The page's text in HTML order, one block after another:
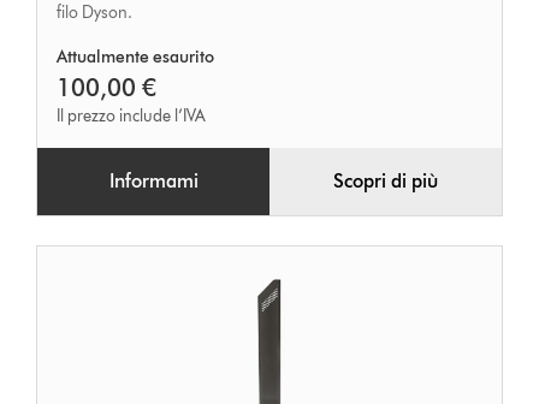
filo Dyson.
Attualmente esaurito
100,00 €
Il prezzo include l’IVA
Informami Scopri di più